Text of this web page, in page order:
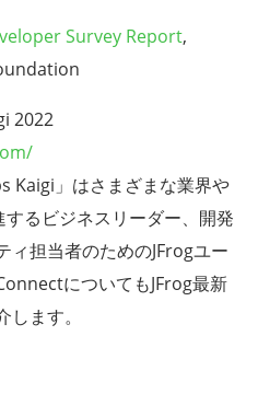
Survey Report,
2022
Kaigi」はさまざまな業界や
るビジネスリーダー、開発
ィ担当者のためのJFrogユー
についてもJFrog最新
ます。